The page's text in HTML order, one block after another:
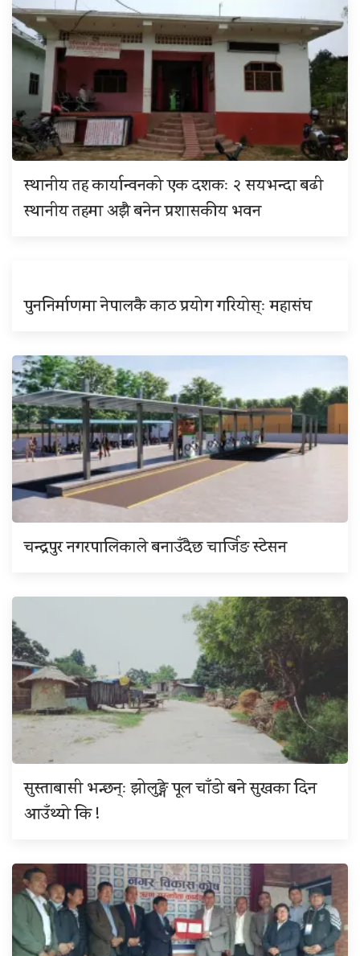
स्थानीय तह कार्यान्वनको एक दशकः २ सयभन्दा बढी
स्थानीय तहमा अझै बनेन प्रशासकीय भवन
पुननिर्माणमा नेपालकै काठ प्रयोग गरियोस्ः महासंघ
चन्द्रपुर नगरपालिकाले बनाउँदैछ चार्जिङ स्टेसन
सुस्ताबासी भन्छन्ः झोलुङ्गे पूल चाँडो बने सुखका दिन
आउँथ्यो कि !